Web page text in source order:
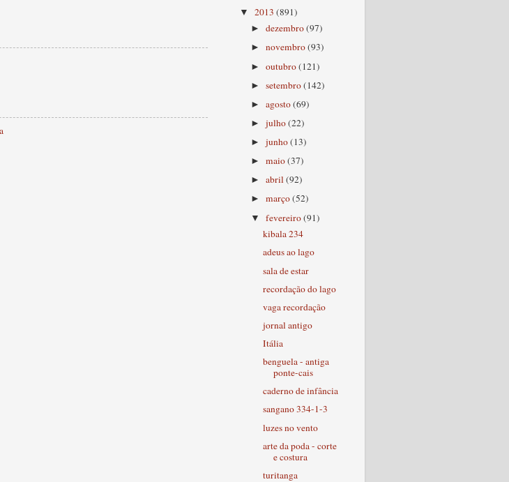
▼ 2013 (891)
►dezembro(97)
►novembro(93)
►outubro(121)
►setembro(142)
►agosto(69)
►julho(22)
►junho(13)
►maio(37)
►abril(92)
►março(52)
▼fevereiro(91)
kibala 234
adeus ao lago
sala de estar
recordação do lago
vaga recordação
jornal antigo
Itália
benguela - antiga
ponte-cais
caderno de infância
sangano 334-1-3
luzes no vento
arte da poda - corte
e costura
turitanga